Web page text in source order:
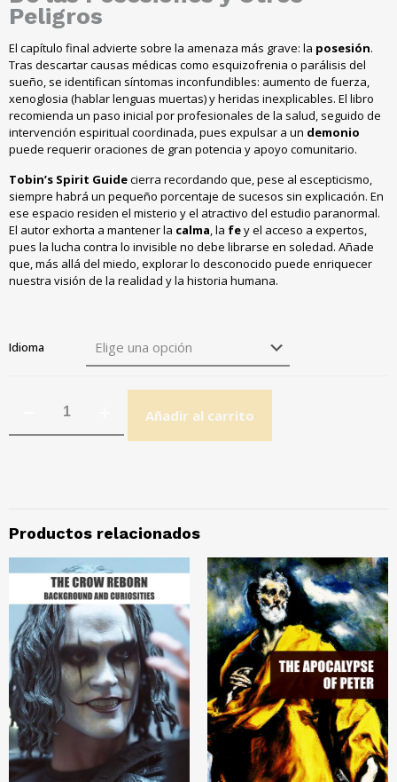
Peligros
El capítulo final advierte sobre la amenaza más grave: la posesión.
Tras descartar causas médicas como esquizofrenia o parálisis del
sueño, se identifican síntomas inconfundibles: aumento de fuerza,
xenoglosia (hablar lenguas muertas) y heridas inexplicables. El libro
recomienda un paso inicial por profesionales de la salud, seguido de
intervención espiritual coordinada, pues expulsar a un demonio
puede requerir oraciones de gran potencia y apoyo comunitario.
Tobin’s Spirit Guidecierra recordando que, pese al escepticismo,
siempre habrá un pequeño porcentaje de sucesos sin explicación. En
ese espacio residen el misterio y el atractivo del estudio paranormal.
El autor exhorta a mantener la calma, la fey el acceso a expertos,
pues la lucha contra lo invisible no debe librarse en soledad. Añade
que, más allá del miedo, explorar lo desconocido puede enriquecer
nuestra visión de la realidad y la historia humana.
Idioma
Añadir al carrito
Productos relacionados